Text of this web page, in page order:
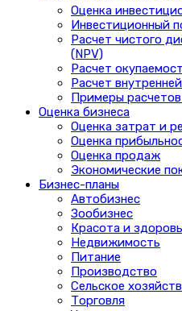
Оценка
Инвестиционный
Расчет чистого
(NPV)
Расчет
Расчет
Примеры
Оценка бизнеса
Оценка затрат и
Оценка
Оценка продаж
Экономические
Бизнес-планы
Автобизнес
Зообизнес
Красота и
Недвижимость
Питание
Производство
Сельское
Торговля